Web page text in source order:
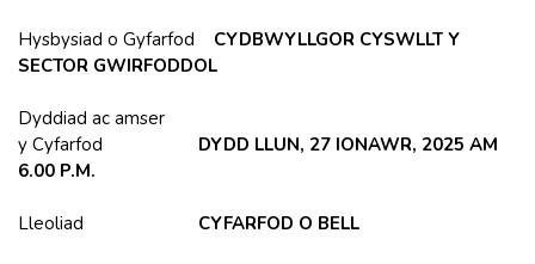
Hysbysiad o Gyfarfod
CYDBWYLLGOR CYSWLLT Y
SECTOR GWIRFODDOL
Dyddiad ac amser
y Cyfarfod DYDD LLUN, 27 IONAWR, 2025 AM
6.00 P.M.
Lleoliad CYFARFOD O BELL